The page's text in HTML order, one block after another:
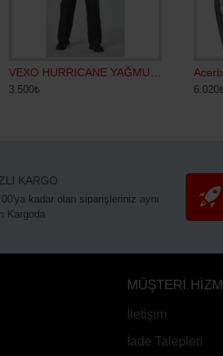
VEXO HURRICANE YAĞMURLUK SİYAH
3.500₺
6.520₺
KARGO
kadar olan siparişleriniz aynı
Kargoda
MÜŞTERİ
İletişim
İade Talepleri